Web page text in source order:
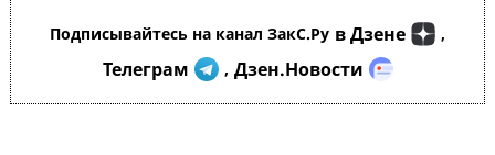
Подписывайтесь на канал ЗакС.Ру в Дзене ,
Телеграм , Дзен.Новости